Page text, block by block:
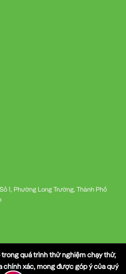
1, Phường Long Trường, Thành Phố
trong quá trình thử nghiệm chạy thử,
xác, mong được góp ý của quý